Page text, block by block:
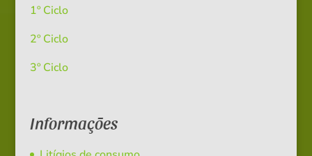
1º Ciclo
2º Ciclo
3º Ciclo
Informações